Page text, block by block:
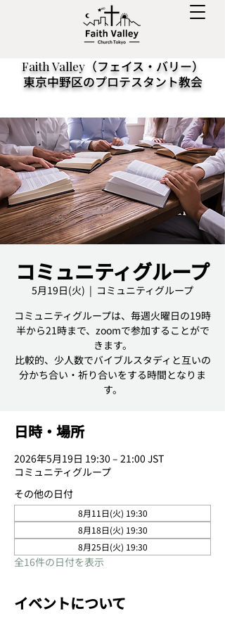
Faith Valley（フェイス・バリー）
東京中野区のプロテスタント教会
コミュニティグループ
5月19日(火)
  |
コミュニティグループ
コミュニティグループは、毎週火曜日の19時
半から21時まで、zoomで参加することがで
きます。
比較的、少人数でバイブルスタディと互いの
分かち合い・祈り合いをする時間となりま
日時・場所
2026年5月19日 19:30 – 21:00 JST
コミュニティグループ
その他の日付
8月11日(火) 19:30
8月18日(火) 19:30
8月25日(火) 19:30
全16件の日付を表示
イベントについて